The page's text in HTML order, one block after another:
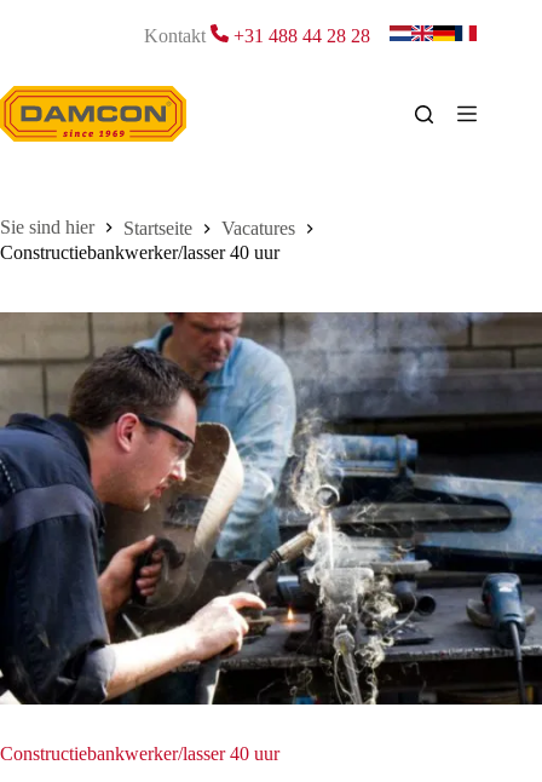
Kontakt +31 488 44 28 28
Startseite
Vacatures
Constructiebankwerker/lasser 40 uur
Constructiebankwerker/lasser 40 uur